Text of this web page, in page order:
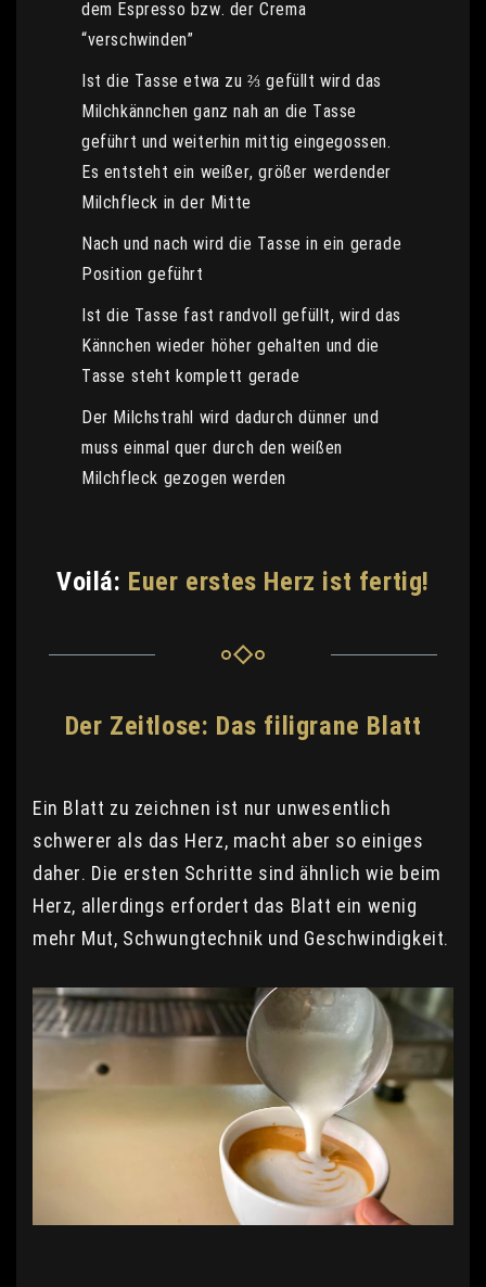
dem Espresso bzw. der Crema
“verschwinden”
Ist die Tasse etwa zu ⅔ gefüllt wird das
Milchkännchen ganz nah an die Tasse
geführt und weiterhin mittig eingegossen.
Es entsteht ein weißer, größer werdender
Milchfleck in der Mitte
Nach und nach wird die Tasse in ein gerade
Position geführt
Ist die Tasse fast randvoll gefüllt, wird das
Kännchen wieder höher gehalten und die
Tasse steht komplett gerade
Der Milchstrahl wird dadurch dünner und
muss einmal quer durch den weißen
Milchfleck gezogen werden
Voilá: Euer erstes Herz ist fertig!
Der Zeitlose: Das filigrane Blatt
Ein Blatt zu zeichnen ist nur unwesentlich
schwerer als das Herz, macht aber so einiges
daher. Die ersten Schritte sind ähnlich wie beim
Herz, allerdings erfordert das Blatt ein wenig
mehr Mut, Schwungtechnik und Geschwindigkeit.